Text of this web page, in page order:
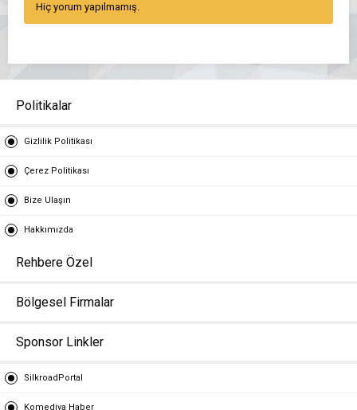
Hiç yorum yapılmamış.
Politikalar
Gizlilik Politikası
Çerez Politikası
Bize Ulaşın
Hakkımızda
Rehbere Özel
Bölgesel Firmalar
Sponsor Linkler
SilkroadPortal
Komediya Haber